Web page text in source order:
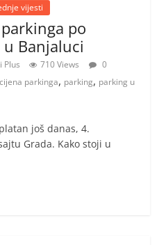
vijesti
po
Banjaluci
Plus 710 Views
0
cijena parkinga, parking, parking u
još danas, 4.
Grada. Kako stoji u